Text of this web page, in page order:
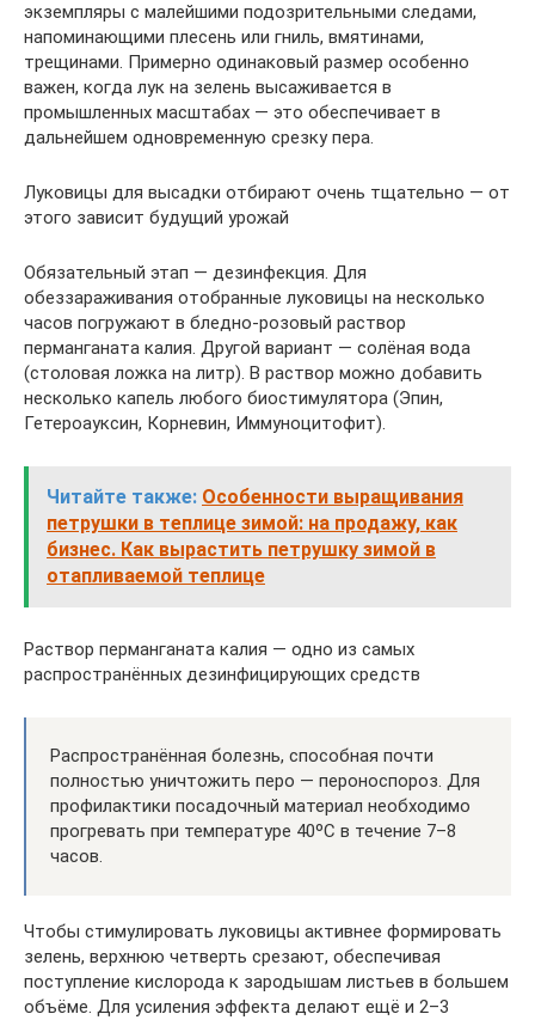
экземпляры с малейшими подозрительными следами,
напоминающими плесень или гниль, вмятинами,
трещинами. Примерно одинаковый размер особенно
важен, когда лук на зелень высаживается в
промышленных масштабах — это обеспечивает в
дальнейшем одновременную срезку пера.
Луковицы для высадки отбирают очень тщательно — от
этого зависит будущий урожай
Обязательный этап — дезинфекция. Для
обеззараживания отобранные луковицы на несколько
часов погружают в бледно-розовый раствор
перманганата калия. Другой вариант — солёная вода
(столовая ложка на литр). В раствор можно добавить
несколько капель любого биостимулятора (Эпин,
Гетероауксин, Корневин, Иммуноцитофит).
Читайте также: Особенности выращивания
петрушки в теплице зимой: на продажу, как
бизнес. Как вырастить петрушку зимой в
отапливаемой теплице
Раствор перманганата калия — одно из самых
распространённых дезинфицирующих средств
Распространённая болезнь, способная почти
полностью уничтожить перо — пероноспороз. Для
профилактики посадочный материал необходимо
прогревать при температуре 40ºС в течение 7–8
часов.
Чтобы стимулировать луковицы активнее формировать
зелень, верхнюю четверть срезают, обеспечивая
поступление кислорода к зародышам листьев в большем
объёме. Для усиления эффекта делают ещё и 2–3